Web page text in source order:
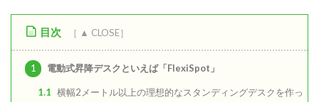
目次
1 電動式昇降デスクといえば「FlexiSpot」
1.1 横幅2メートル以上の理想的なスタンディングデスクを作っ